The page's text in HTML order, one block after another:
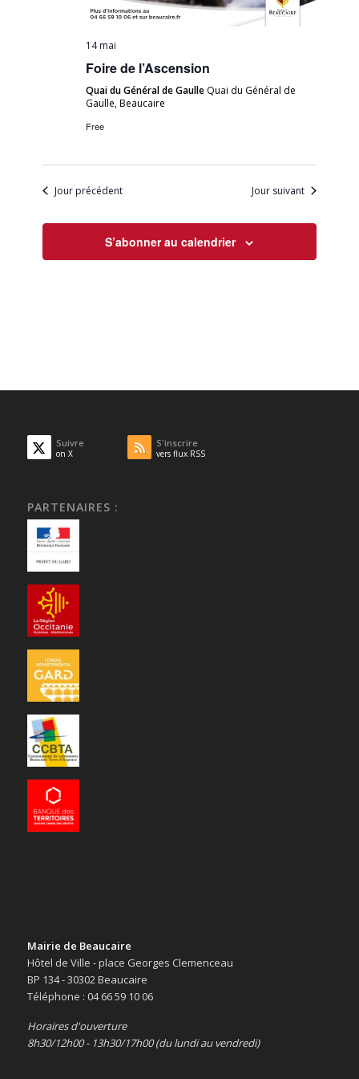
14 mai
Foire de l’Ascension
Quai du Général de Gaulle Quai du Général de
Gaulle, Beaucaire
Free
Jour précédent Jour suivant
S’abonner au calendrier
Suivre
on X
S'inscrire
vers flux RSS
PARTENAIRES :
Mairie de Beaucaire
Hôtel de Ville - place Georges Clemenceau
BP 134 - 30302 Beaucaire
Téléphone : 04 66 59 10 06
Horaires d'ouverture
8h30/12h00 - 13h30/17h00 (du lundi au vendredi)